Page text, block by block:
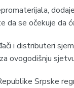
da se očekuje da
i distributeri
ovogodišnju
Srpske